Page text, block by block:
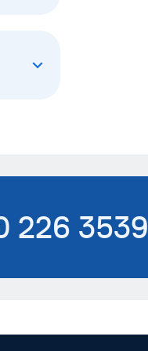
226 3539